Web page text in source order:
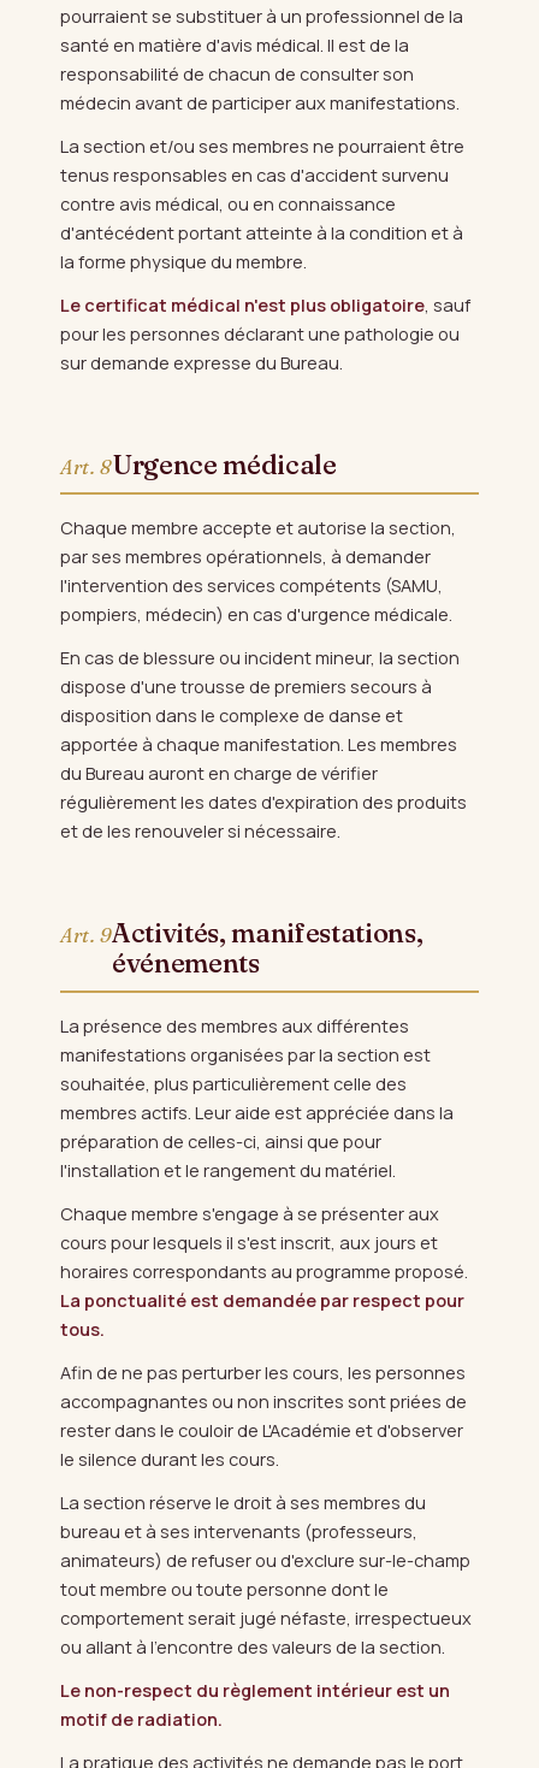
pourraient se substituer à un professionnel de la
santé en matière d'avis médical. Il est de la
responsabilité de chacun de consulter son
médecin avant de participer aux manifestations.
La section et/ou ses membres ne pourraient être
tenus responsables en cas d'accident survenu
contre avis médical, ou en connaissance
d'antécédent portant atteinte à la condition et à
la forme physique du membre.
Le certificat médical n'est plus obligatoire , sauf
pour les personnes déclarant une pathologie ou
sur demande expresse du Bureau.
Art. 8Urgence médicale
Chaque membre accepte et autorise la section,
par ses membres opérationnels, à demander
l'intervention des services compétents (SAMU,
pompiers, médecin) en cas d'urgence médicale.
En cas de blessure ou incident mineur, la section
dispose d'une trousse de premiers secours à
disposition dans le complexe de danse et
apportée à chaque manifestation. Les membres
du Bureau auront en charge de vérifier
régulièrement les dates d'expiration des produits
et de les renouveler si nécessaire.
Art. 9Activités, manifestations,
événements
La présence des membres aux différentes
manifestations organisées par la section est
souhaitée, plus particulièrement celle des
membres actifs. Leur aide est appréciée dans la
préparation de celles-ci, ainsi que pour
l'installation et le rangement du matériel.
Chaque membre s'engage à se présenter aux
cours pour lesquels il s'est inscrit, aux jours et
horaires correspondants au programme proposé.
La ponctualité est demandée par respect pour
tous.
Afin de ne pas perturber les cours, les personnes
accompagnantes ou non inscrites sont priées de
rester dans le couloir de L'Académie et d'observer
le silence durant les cours.
La section réserve le droit à ses membres du
bureau et à ses intervenants (professeurs,
animateurs) de refuser ou d'exclure sur-le-champ
tout membre ou toute personne dont le
comportement serait jugé néfaste, irrespectueux
ou allant à l'encontre des valeurs de la section.
Le non-respect du règlement intérieur est un
motif de radiation.
La pratique des activités ne demande pas le port